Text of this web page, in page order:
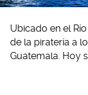
Ubicado en el
de la piratería a
Guatemala. Hoy